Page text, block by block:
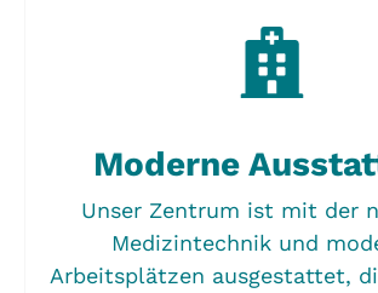
Moderne
Unser Zentrum ist mit der
Medizintechnik und
Arbeitsplätzen ausgestattet,